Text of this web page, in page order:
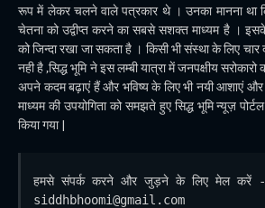
रूप में लेकर चलने वाले पत्रकार थे । उनका मानना था कि
चेतना को उद्वीप्त करने का सबसे सशक्त माध्यम है । इसके
को जिन्दा रखा जा सकता है । किसी भी संस्था के लिए
नही है ,सिद्ध भूमि ने इस लम्बी यात्रा में जनपक्षीय
अपने कदम बढ़ाएं हैं और भविष्य के लिए भी नयी आशाएं
माध्यम की उपयोगिता को समझते हुए सिद्ध भूमि न्यूज़
किया गया |
हमसे संपर्क करने और जुड़ने के लिए मेल करें -
siddhbhoomi@gmail.com